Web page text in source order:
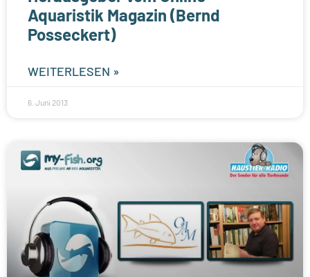
Aquaristik Magazin (Bernd
Posseckert)
WEITERLESEN »
6. Juni 2013